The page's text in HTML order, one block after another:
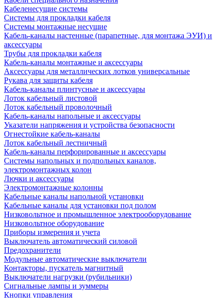
Кабеленесущие системы
Системы для прокладки кабеля
Системы монтажные несущие
Кабель-каналы настенные (парапетные, для монтажа ЭУИ) и
аксессуары
Трубы для прокладки кабеля
Кабель-каналы монтажные и аксессуары
Аксессуары для металлических лотков универсальные
Рукава для защиты кабеля
Кабель-каналы плинтусные и аксессуары
Лоток кабельный листовой
Лоток кабельный проволочный
Кабель-каналы напольные и аксессуары
Указатели напряжения и устройства безопасности
Огнестойкие кабель-каналы
Лоток кабельный лестничный
Кабель-каналы перфорированные и аксессуары
Системы напольных и подпольных каналов,
электромонтажных колон
Лючки и аксессуары
Электромонтажные колонны
Кабельные каналы напольной установки
Кабельные каналы для установки под полом
Низковольтное и промышленное электрооборудование
Низковольтное оборудование
Приборы измерения и учета
Выключатель автоматический силовой
Предохранители
Модульные автоматические выключатели
Контакторы, пускатель магнитный
Выключатели нагрузки (рубильники)
Сигнальные лампы и зуммеры
Кнопки управления